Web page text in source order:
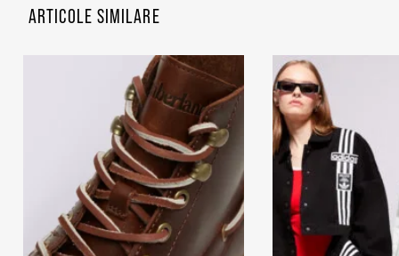
ARTICOLE SIMILARE